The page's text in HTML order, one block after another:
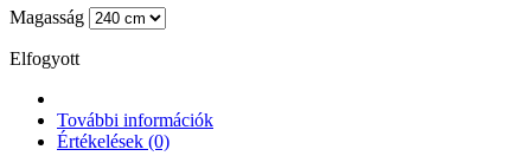
Magasság
Elfogyott
További információk
Értékelések (0)